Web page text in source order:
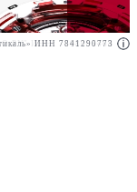
ИНН: 7708095468
ИНН 7841290773